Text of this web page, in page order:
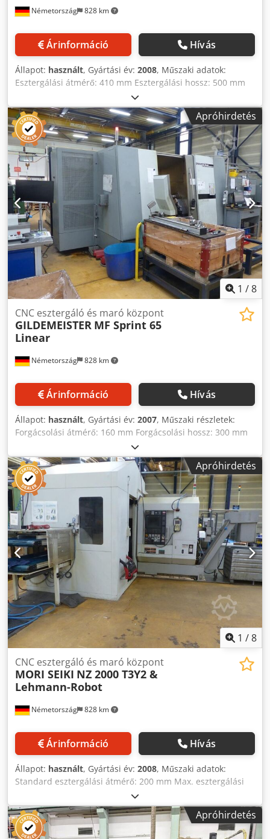
Németország 828 km
Árinformáció Hívás
Állapot: használt, Gyártási év: 2008, Műszaki adatok:
Esztergálási átmérő: 410 mm Esztergálási hossz: 500 mm
Vezérlés: Fanuc 21i TB Standard esztergálási átmérő: 275
mm X-tengely elmozdulás: 277 mm Y-tengely elmozdulás:
82 (±41) mm Z-tengely elmozdulás: 500 mm 1. orsó
fordulatszám: 4.500 1/perc 1. orsó teljesítmény:
18,5/18,5/15 kW 1. orsó max. rúdátmérő: 65 mm Revolver
állások / meghajtott állások: 12/12 Meghajtott szerszámok
teljesítménye: 5,5 kW Meghajtott szerszámok
fordulatszáma: 6.000 1/perc Teljes teljesítményigény: 39,2
kVA Gépsúly kb.: 6,2 t Helyigény kb.: 3,1 x 2,0 x 2,2 m
Tokmány: Hainbuch feszítőpatron Tartozékok:
Forgácskihordó Cjdpjzd Un Ijfx Af Djrf Robot interfész Nagy
teljesítményű, precíziós esztergaközpont Y-tengellyel és
robotos adagolóval tengelyalkatrészekhez. Nagy
pontosságú Stäubli robot tengelyadagoláshoz. Kiválóan
alkalmas összetett esztergaalkatrészek középtől eltolódó
marási műveleteinek megmunkálására.
Apróhirdetés
1 /8
Németország 828 km
CNC esztergáló és maró központ
GILDEMEISTER MF Sprint 65
Linear
Árinformáció Hívás
Állapot: használt, Gyártási év: 2007, Műszaki részletek:
Forgácsolási átmérő: 160 mm Forgácsolási hossz: 300 mm
Vezérlés: Siemens 840D 1. orsó teljesítménye: 22 kW 1.
orsó fordulatszáma: 5000 ford./perc 1. orsó max. rú
átmérője: 65 mm 1. orsó nyomatéka: 150 Nm 2. orsó
teljesítménye: 16,8 kW 2. orsó fordulatszáma: 5000
ford./perc 2. orsó nyomatéka: 100 Nm Crsdpjzd Tcwofx Af
Dof A 2. orsó adagolóútja: W2 = 690 mm Szükséges hely
kb.: 4,5 x 2,0 x 2,3 m Gép súlya kb.: 9 t Tartozékok: 1.
orsóhoz tartozó tokmány 2. orsóhoz tartozó tokmány
Forgács szállító Alkatrészgyűjtő CNC forgácsolóközpont 3
szerszámtartóval, 2 orsóval és belső hűtőfolyadék-
ellátással a szerszámtartókhoz.
Apróhirdetés
1 /8
Németország 828 km
CNC esztergáló és maró központ
MORI SEIKI NZ 2000 T3Y2 &
Lehmann-Robot
Árinformáció Hívás
Állapot: használt, Gyártási év: 2008, Műszaki adatok:
Standard esztergálási átmérő: 200 mm Max. esztergálási
hossz: 810 mm Vezérlés: MSX-701 MAPPS III Agy fölötti
körbefutó átmérő: 800 mm Max. csúcsközi távolság: 1130
mm Max. esztergálási átmérő: 320 mm Max. munkadarab
átmérő: 300 mm Rúdbefogó átmérő: 65 mm X-tengely 1-es
Apróhirdetés